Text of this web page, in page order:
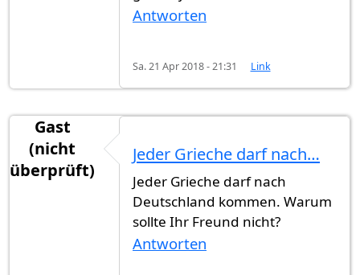
Antworten
Sa. 21 Apr 2018 - 21:31 Link
Gast
(nicht
überprüft)
Jeder Grieche darf nach…
Jeder Grieche darf nach
Deutschland kommen. Warum
sollte Ihr Freund nicht?
Antworten